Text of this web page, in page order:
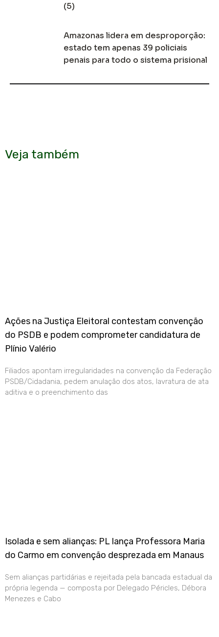
(5)
Amazonas lidera em desproporção:
estado tem apenas 39 policiais
penais para todo o sistema prisional
Veja também
Ações na Justiça Eleitoral contestam convenção
do PSDB e podem comprometer candidatura de
Plínio Valério
Filiados apontam irregularidades na convenção da Federação
PSDB/Cidadania, pedem anulação dos atos, lavratura de ata
aditiva e o preenchimento das
Isolada e sem alianças: PL lança Professora Maria
do Carmo em convenção desprezada em Manaus
Sem alianças partidárias e rejeitada pela bancada estadual da
própria legenda — composta por Delegado Péricles, Débora
Menezes e Cabo